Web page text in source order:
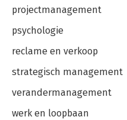
projectmanagement
psychologie
reclame en verkoop
strategisch management
verandermanagement
werk en loopbaan